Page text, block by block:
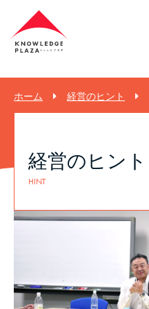
ホーム 経営のヒント
経営のヒント
HINT